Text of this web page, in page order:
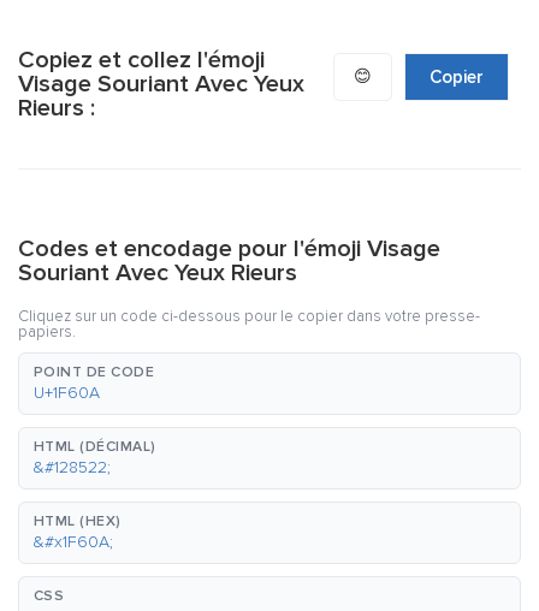
Copiez et collez l'émoji
Visage Souriant Avec Yeux
Rieurs :
😊 Copier
Codes et encodage pour l'émoji Visage
Souriant Avec Yeux Rieurs
Cliquez sur un code ci-dessous pour le copier dans votre presse-
papiers.
POINT DE CODE
U+1F60A
HTML (DÉCIMAL)
&#128522;
HTML (HEX)
&#x1F60A;
CSS